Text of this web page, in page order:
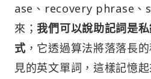
ase、recovery phrase、
來；我們可以說助記詞是
式 ，它透過算法將落落長
見的英文單詞，這樣記憶